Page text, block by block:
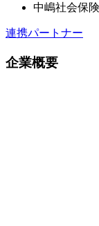
中嶋社会保
連携パートナー
企業概要